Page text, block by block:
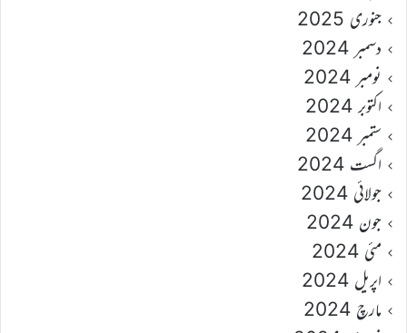
جنوری 2025
دسمبر 2024
نومبر 2024
اکتوبر 2024
ستمبر 2024
اگست 2024
جولائی 2024
جون 2024
مئی 2024
اپریل 2024
مارچ 2024